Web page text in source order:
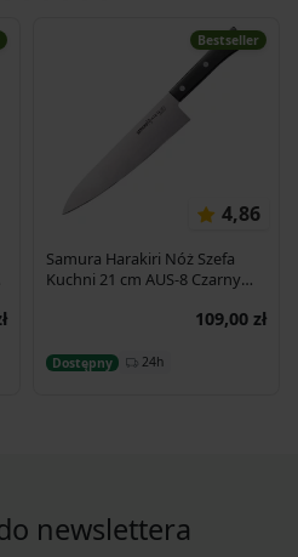
Bestseller
4,86
Samura Harakiri Nóż Szefa
Kuchni 21 cm AUS-8 Czarny
109,00 zł
Dostępny 24h
Dodaj do koszyka
newslettera